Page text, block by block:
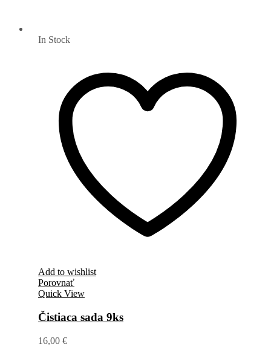
In Stock
Add to wishlist
Porovnať
Quick View
Čistiaca sada 9ks
16,00 €